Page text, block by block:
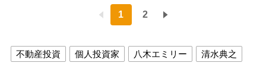
1 2
不動産投資 個人投資家 八木エミリー 清水典之